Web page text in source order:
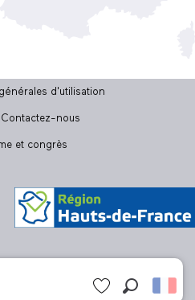
d'utilisation
Contactez-nous
et congrès